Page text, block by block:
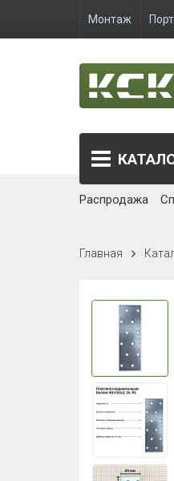
Монтаж
Распродажа
Главная